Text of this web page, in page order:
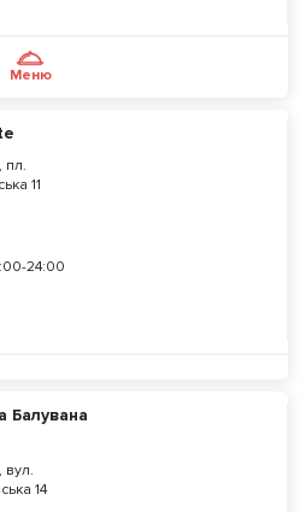
Меню
пл.
11
24:00
Балувана
вул.
14